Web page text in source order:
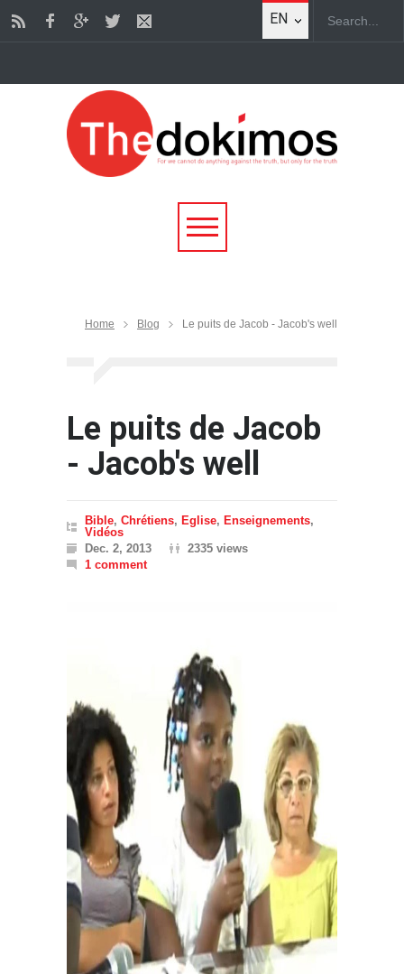
EN
Home Blog Le puits de Jacob - Jacob's well
Le puits de Jacob
- Jacob's well
Bible, Chrétiens, Eglise, Enseignements,
Vidéos
Dec. 2, 2013
2335 views
1 comment